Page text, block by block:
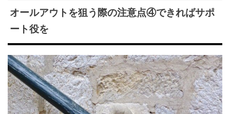
オールアウトを狙う際の注意点④できればサポ
ート役を